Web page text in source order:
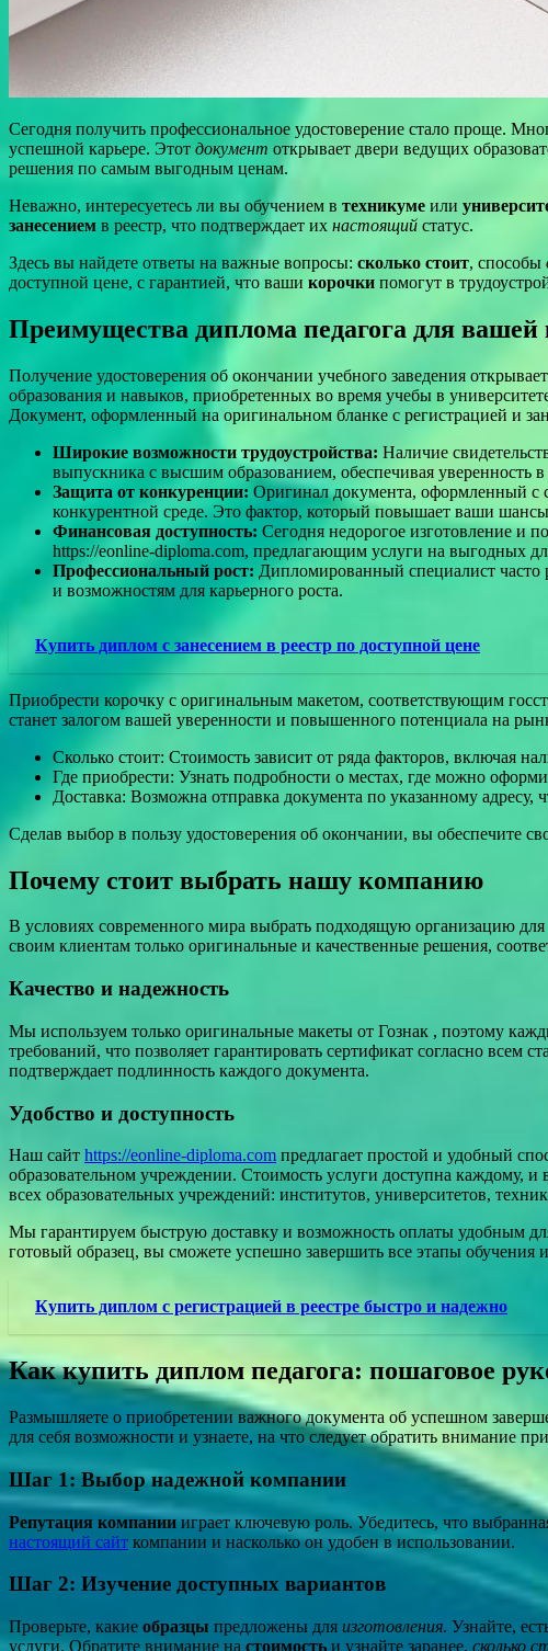
Сегодня получить профессиональное удостоверение стало проще.
успешной карьере. Этот документ открывает двери ведущих
решения по самым выгодным ценам.
Неважно, интересуетесь ли вы обучением в техникуме или
занесением в реестр, что подтверждает их настоящий статус.
Здесь вы найдете ответы на важные вопросы: сколько стоит, способы
доступной цене, с гарантией, что ваши корочки помогут в
Преимущества диплома педагога для вашей
Получение удостоверения об окончании учебного заведения
образования и навыков, приобретенных во время учебы в
Документ, оформленный на оригинальном бланке с регистрацией и
Широкие возможности трудоустройства: Наличие
выпускника с высшим образованием, обеспечивая уверенность
Защита от конкуренции: Оригинал документа, оформленный с
конкурентной среде. Это фактор, который повышает ваши шансы
Финансовая доступность: Сегодня недорогое изготовление и
https://eonline-diploma.com, предлагающим услуги на выгодных
Профессиональный рост: Дипломированный специалист часто
и возможностям для карьерного роста.
Купить диплом с занесением в реестр по доступной цене
Приобрести корочку с оригинальным макетом, соответствующим
станет залогом вашей уверенности и повышенного потенциала на
Сколько стоит: Стоимость зависит от ряда факторов, включая
Где приобрести: Узнать подробности о местах, где можно
Доставка: Возможна отправка документа по указанному
Сделав выбор в пользу удостоверения об окончании, вы обеспечите
Почему стоит выбрать нашу компанию
В условиях современного мира выбрать подходящую организацию
своим клиентам только оригинальные и качественные решения,
Качество и надежность
Мы используем только оригинальные макеты от Гознак , поэтому
требований, что позволяет гарантировать сертификат согласно
подтверждает подлинность каждого документа.
Удобство и доступность
Наш сайт https://eonline-diploma.com предлагает простой и удобный
образовательном учреждении. Стоимость услуги доступна каждому,
всех образовательных учреждений: институтов, университетов,
Мы гарантируем быструю доставку и возможность оплаты удобным
готовый образец, вы сможете успешно завершить все этапы
Купить диплом с регистрацией в реестре быстро и надежно
Как купить диплом педагога: пошаговое
Размышляете о приобретении важного документа об успешном
для себя возможности и узнаете, на что следует обратить внимание
Шаг 1: Выбор надежной компании
Репутация компаниииграет ключевую роль. Убедитесь, что
настоящий сайт компании и насколько он удобен в использовании.
Шаг 2: Изучение доступных вариантов
Проверьте, какие образцы предложены для изготовления. Узнайте,
услуги. Обратите внимание на стоимость и узнайте заранее, сколько